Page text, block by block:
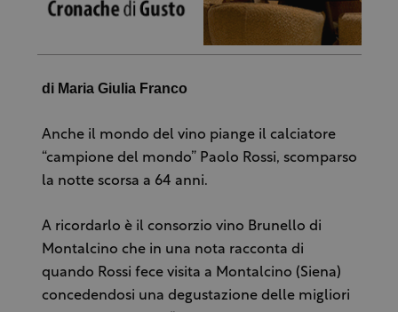
di Maria Giulia Franco
Anche il mondo del vino piange il calciatore
“campione del mondo” Paolo Rossi, scomparso
la notte scorsa a 64 anni.
A ricordarlo è il consorzio vino Brunello di
Montalcino che in una nota racconta di
quando Rossi fece visita a Montalcino (Siena)
concedendosi una degustazione delle migliori